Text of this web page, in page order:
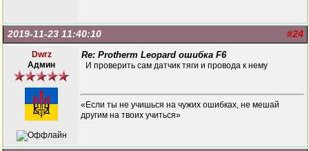
#24
2019-11-23 11:40:10
Dwrz
Админ
Re: Protherm Leopard ошибка F6
И проверить сам датчик тяги и провода к нему
«Если ты не учишься на чужих ошибках, не мешай
другим на твоих учиться»